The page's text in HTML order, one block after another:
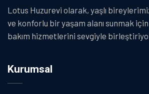
Lotus Huzurevi olarak, yaşlı
ve konforlu bir yaşam alanı sunmak
bakım hizmetlerini sevgiyle
Kurumsal